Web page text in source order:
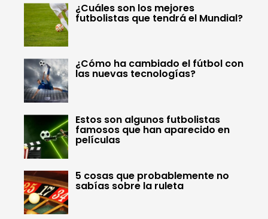
¿Cuáles son los mejores
futbolistas que tendrá el Mundial?
¿Cómo ha cambiado el fútbol con
las nuevas tecnologías?
Estos son algunos futbolistas
famosos que han aparecido en
películas
5 cosas que probablemente no
sabías sobre la ruleta